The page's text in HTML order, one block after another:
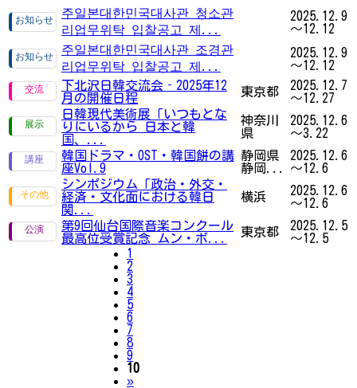
주일본대한민국대사관 청소관
리업무위탁 입찰공고 제...
2025.12.9
～12.12
주일본대한민국대사관 조경관
리업무위탁 입찰공고 제...
2025.12.9
～12.12
下北沢日韓交流会‐2025年12
月の開催日程
東京都
2025.12.7
～12.27
日韓現代美術展「いつもとな
りにいるから 日本と韓
国、...
神奈川
県
2025.12.6
～3.22
韓国ドラマ・OST・韓国餅の講
座Vol.9
静岡県
静岡...
2025.12.6
～12.6
シンポジウム「政治・外交・
経済・文化面における韓日
関...
横浜
2025.12.6
～12.6
第9回仙台国際音楽コンクール
最高位受賞記念 ムン・ボ...
東京都
2025.12.5
～12.5
1
2
3
4
5
6
7
8
9
10
»Next